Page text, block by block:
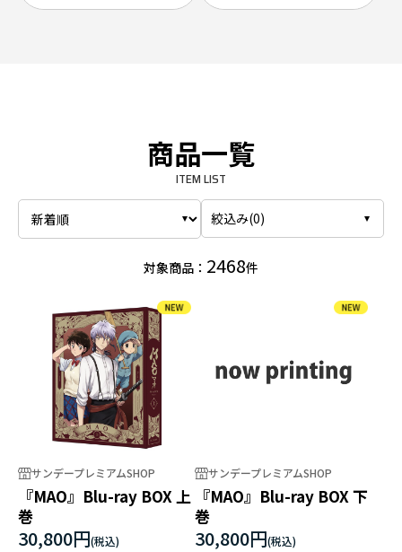
商品一覧
ITEM LIST
絞込み(0)
対象商品： 2468件
サンデープレミアムSHOP
『MAO』Blu-ray BOX 上
巻
30,800円
サンデープレミアムSHOP
『MAO』Blu-ray BOX 下
巻
30,800円